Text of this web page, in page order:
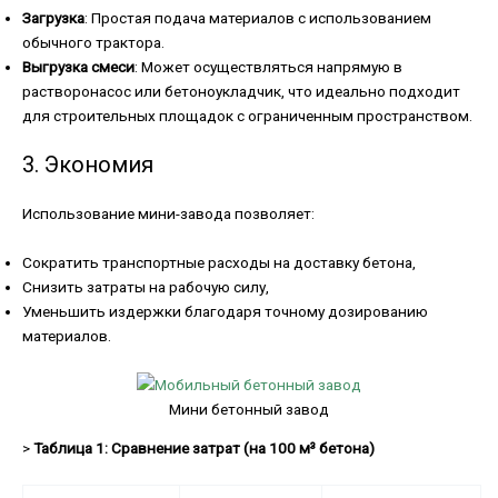
Загрузка: Простая подача материалов с использованием
обычного трактора.
Выгрузка смеси: Может осуществляться напрямую в
растворонасос или бетоноукладчик, что идеально подходит
для строительных площадок с ограниченным пространством.
3. Экономия
Использование мини-завода позволяет:
Сократить транспортные расходы на доставку бетона,
Снизить затраты на рабочую силу,
Уменьшить издержки благодаря точному дозированию
материалов.
Мини бетонный завод
>Таблица 1: Сравнение затрат (на 100 м³ бетона)